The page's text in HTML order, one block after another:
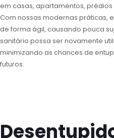
em casas, apartamentos,
Com nossas modernas práticas,
de forma ágil, causando pouca
sanitário possa ser novamente
minimizando as chances de
futuros.